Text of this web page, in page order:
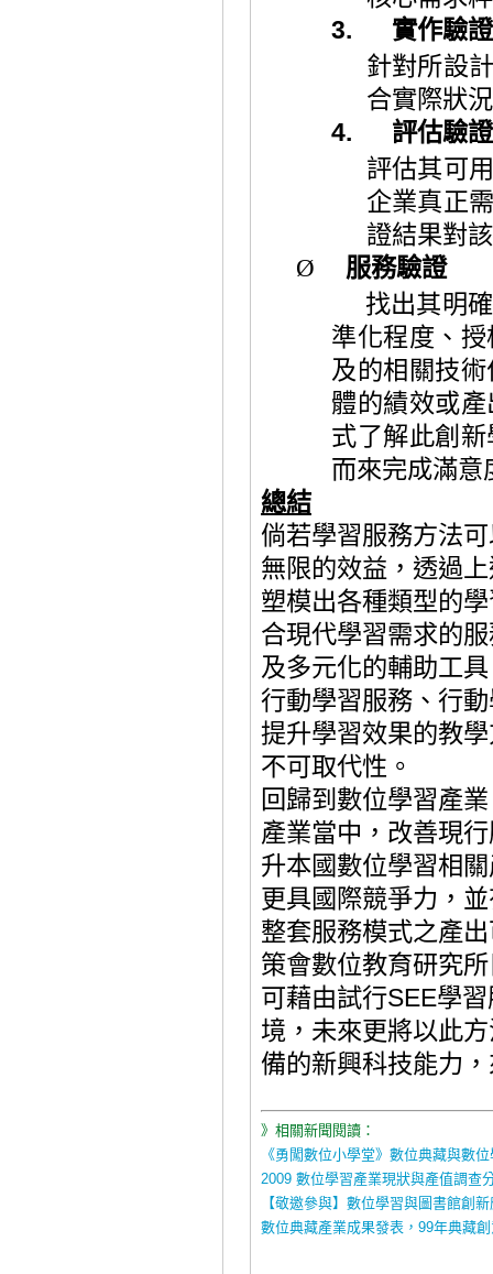
3.
實作驗
針對所設
合實際狀
4.
評估驗
評估其可
企業真正
證結果對
Ø
服務驗證
找出其明
準化程度、
及的相關技
體的績效或
式了解此創
而來完成滿意
總結
倘若學習服務方法
無限的效益，透過
塑模出各種類型的
合現代學習需求的
及多元化的輔助工
行動學習服務、行
提升學習效果的教
不可取代性。
回歸到數位學習產
產業當中，改善現
升本國數位學習相
更具國際競爭力，
整套服務模式之產
策會數位教育研究
可藉由試行SEE學
境，未來更將以此
備的新興科技能力
》相關新聞閱讀：
《勇闖數位小學堂》數位典藏與數
2009 數位學習產業現狀與產值調查
【敬邀參與】數位學習與圖書館創
數位典藏產業成果發表，99年典藏